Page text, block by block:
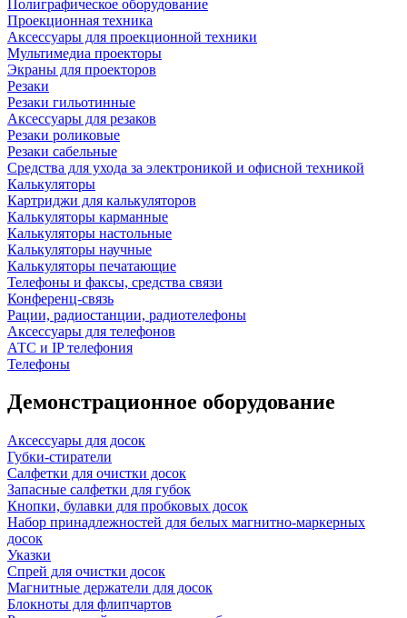
Полиграфическое оборудование
Проекционная техника
Аксессуары для проекционной техники
Мультимедиа проекторы
Экраны для проекторов
Резаки
Резаки гильотинные
Аксессуары для резаков
Резаки роликовые
Резаки сабельные
Средства для ухода за электроникой и офисной техникой
Калькуляторы
Картриджи для калькуляторов
Калькуляторы карманные
Калькуляторы настольные
Калькуляторы научные
Калькуляторы печатающие
Телефоны и факсы, средства связи
Конференц-связь
Рации, радиостанции, радиотелефоны
Аксессуары для телефонов
АТС и IP телефония
Телефоны
Демонстрационное оборудование
Аксессуары для досок
Губки-стиратели
Салфетки для очистки досок
Запасные салфетки для губок
Кнопки, булавки для пробковых досок
Набор принадлежностей для белых магнитно-маркерных
досок
Указки
Спрей для очистки досок
Магнитные держатели для досок
Блокноты для флипчартов